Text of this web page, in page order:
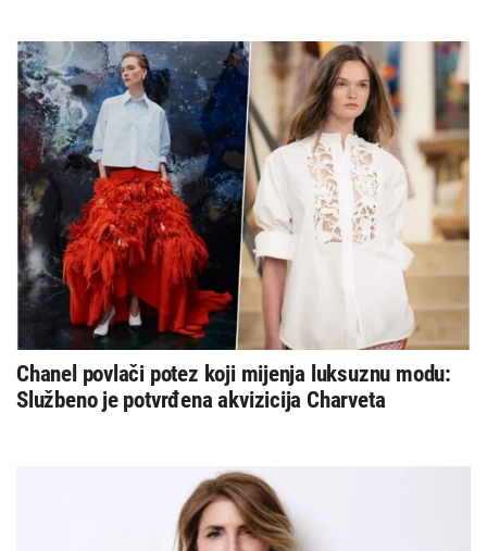
Chanel povlači potez koji mijenja luksuznu modu:
Službeno je potvrđena akvizicija Charveta